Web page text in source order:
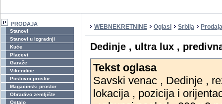
PRODAJA
Stanovi
Stanovi u izgradnji
Kuće
Placevi
Garaže
Vikendice
Poslovni prostor
Magacinski prostor
Obradivo zemljište
Ostalo
WEBNEKRETNINE Oglasi Srbija
Dedinje , ultra lux ,
Tekst oglasa
Savski venac , Dedinje ,
lokacija , pozicija i